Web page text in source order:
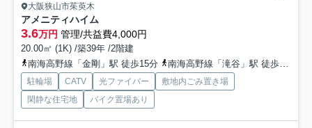
大阪狭山市茱萸木
アメニティハイム
3.6万円 管理/共益費4,000円
20.00㎡ (1K) /築39年 /2階建
南海高野線「金剛」駅 徒歩15分
南海高野線「滝谷」駅 徒歩25分
駐輪場 CATV 光ファイバー
敷地内ごみ置き場
閑静な住宅地
バイク置場あり